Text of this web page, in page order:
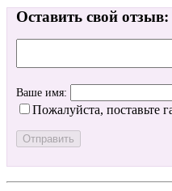
Оставить свой отзыв:
Ваше имя:
Пожалуйста, поставьте